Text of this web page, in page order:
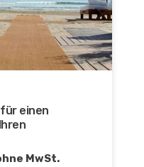
einen
MwSt.